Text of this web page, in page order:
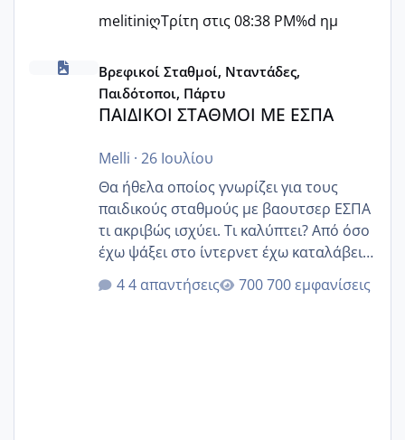
melitiniღΤρίτη στις 08:38 PM%d ημ
ΠΑΙΔΙΚΟΙ ΣΤΑΘΜΟΙ ΜΕ ΕΣΠΑ
Βρεφικοί Σταθμοί, Νταντάδες,
Παιδότοποι, Πάρτυ
ΠΑΙΔΙΚΟΙ ΣΤΑΘΜΟΙ ΜΕ ΕΣΠΑ
Melli · 26 Ιουλίου
Θα ήθελα οποίος γνωρίζει για τους
παιδικούς σταθμούς με βαουτσερ ΕΣΠΑ
τι ακριβώς ισχύει. Τι καλύπτει? Από όσο
έχω ψάξει στο ίντερνετ έχω καταλάβει
ότι το βαουτσερ καλύπτει όλα τα
δίδακτρα και τα τροφεια του ιδιωτικού
4 απαντήσεις 700 εμφανίσεις